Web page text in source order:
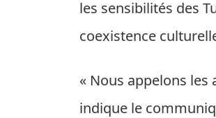
les sensibilités des
coexistence
« Nous appelons
indique le